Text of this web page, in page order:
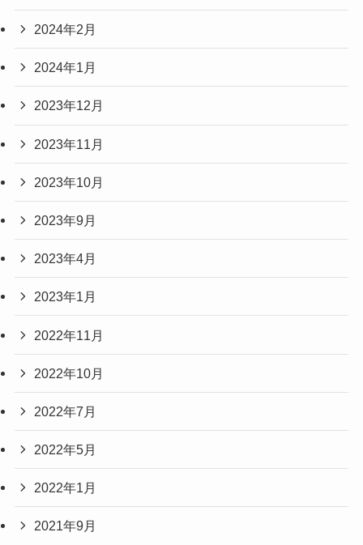
2024年2月
2024年1月
2023年12月
2023年11月
2023年10月
2023年9月
2023年4月
2023年1月
2022年11月
2022年10月
2022年7月
2022年5月
2022年1月
2021年9月